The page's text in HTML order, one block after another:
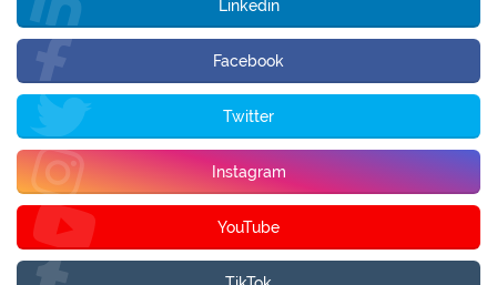
Linkedin
Facebook
Twitter
Instagram
YouTube